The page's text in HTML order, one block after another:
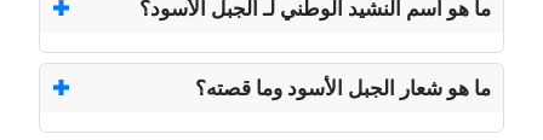
ما هو اسم النشيد الوطني لـ الجبل الأسود؟
ما هو شعار الجبل الأسود وما قصته؟